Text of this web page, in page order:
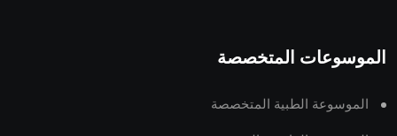
الموسوعات المتخصصة
الموسوعة الطبية المتخصصة